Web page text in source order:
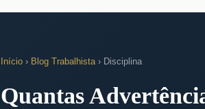
Início › Blog Trabalhista› Disciplina
Quantas